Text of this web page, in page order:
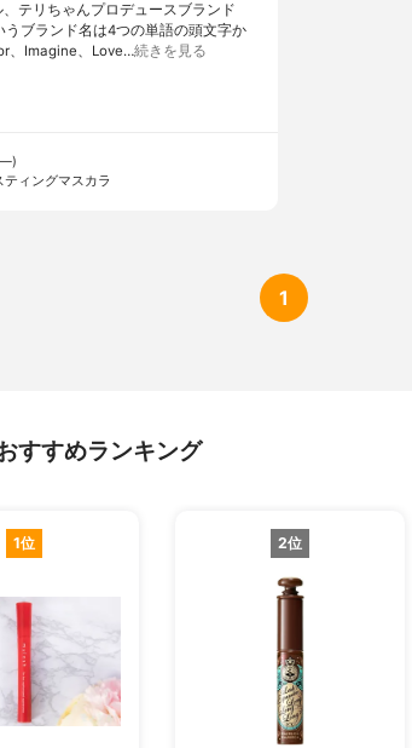
テリちゃんプロデュースブランド
うブランド名は4つの単語の頭文字か
、Imagine、Love…続きを見る
―)
ティングマスカラ
1
すすめランキング
1位 2位